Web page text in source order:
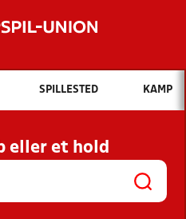
Hvad vil du søge efter?
INDHOLD OG NYHEDER
KLUBBER OG
SPILLESTED KAMP
eller et hold